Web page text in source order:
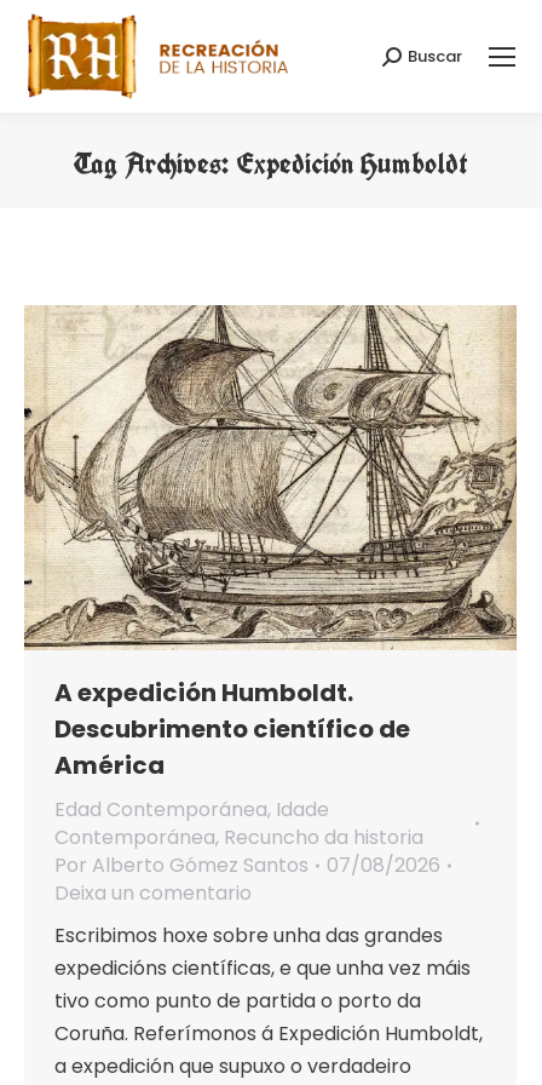
Search:
Buscar
Tag Archives: Expedición Humboldt
A expedición Humboldt.
Descubrimento científico de
América
Edad Contemporánea, Idade
Contemporánea, Recuncho da historia
Por Alberto Gómez Santos
07/08/2026
Deixa un comentario
Escribimos hoxe sobre unha das grandes
expedicións científicas, e que unha vez máis
tivo como punto de partida o porto da
Coruña. Referímonos á Expedición Humboldt,
a expedición que supuxo o verdadeiro